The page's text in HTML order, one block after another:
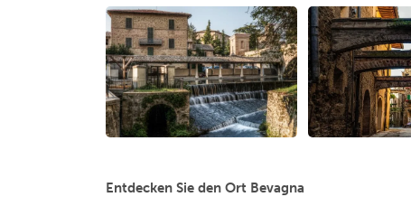
Entdecken Sie den Ort Bevagna